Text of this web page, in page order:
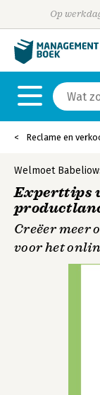
Op
Reclame en
Welmoet
Experttips
Creëer meer
voor het